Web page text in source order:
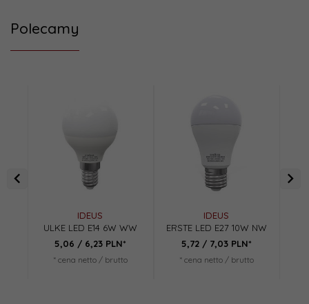
Polecamy
IDEUS
ULKE LED E14 6W WW
5,06 / 6,23 PLN*
* cena netto / brutto
IDEUS
ERSTE LED E27 10W NW
5,72 / 7,03 PLN*
* cena netto / brutto